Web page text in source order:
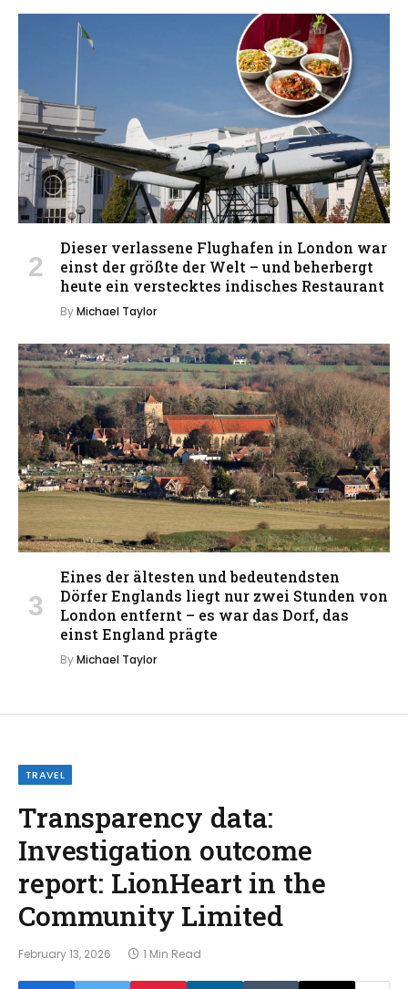
Dieser verlassene Flughafen in London war
einst der größte der Welt – und beherbergt
heute ein verstecktes indisches Restaurant
ByMichael Taylor
Eines der ältesten und bedeutendsten
Dörfer Englands liegt nur zwei Stunden von
London entfernt – es war das Dorf, das
einst England prägte
ByMichael Taylor
TRAVEL
Transparency data:
Investigation outcome
report: LionHeart in the
Community Limited
February 13, 2026 1 Min Read